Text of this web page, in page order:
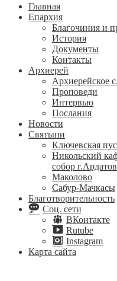
Главная
Епархия
Благочиния и
История
Документы
Контакты
Архиерей
Архиерейское
Проповеди
Интервью
Послания
Новости
Святыни
Ключевская
Никольский
собор
Маколово
Сабур-Мачкасы
Благотворительность
Соц. сети
ВКонтакте
Rutube
Instagram
Карта сайта